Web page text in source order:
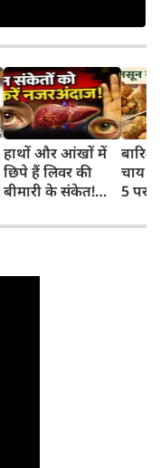
हाथों और आंखों में
छिपे हैं लिवर की
बीमारी के संकेत!
नजरअंदाज
चाय
5